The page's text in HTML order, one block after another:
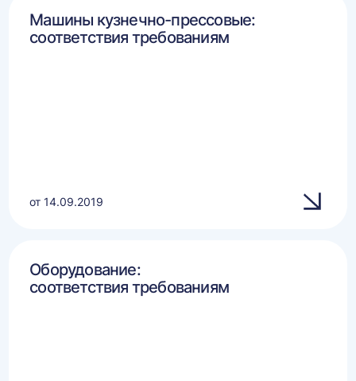
Машины кузнечно-прессовые:
соответствия требованиям
от 14.09.2019
Оборудование:
соответствия требованиям